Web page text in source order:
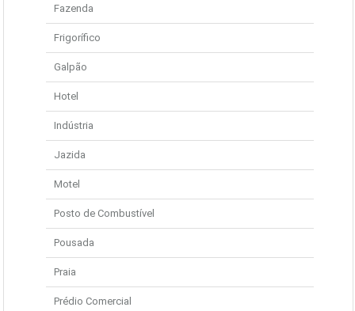
Fazenda
Frigorífico
Galpão
Hotel
Indústria
Jazida
Motel
Posto de Combustível
Pousada
Praia
Prédio Comercial